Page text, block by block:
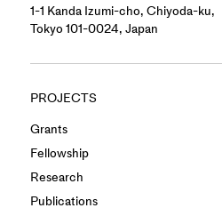
1-1 Kanda Izumi-cho, Chiyoda-ku,
Tokyo 101-0024, Japan
PROJECTS
Grants
Fellowship
Research
Publications